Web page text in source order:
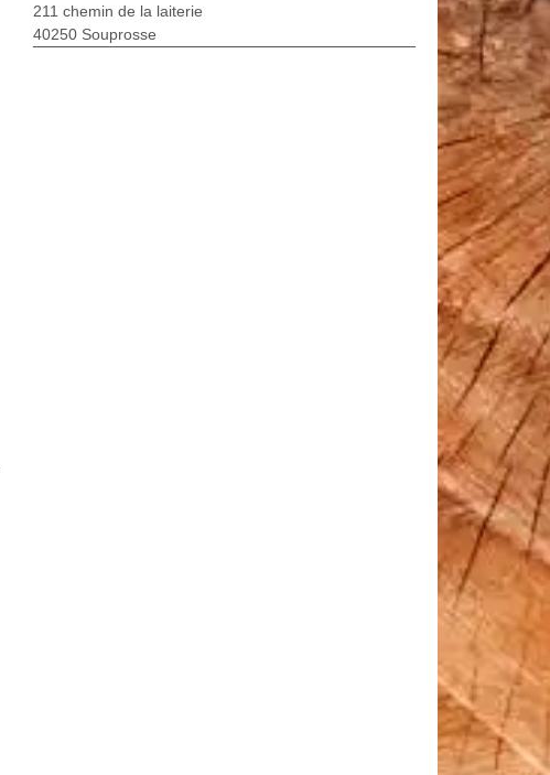
211 chemin de la laiterie
40250 Souprosse